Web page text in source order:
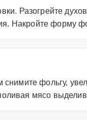
Разогрейте
Накройте форму
фольгу,
мясо